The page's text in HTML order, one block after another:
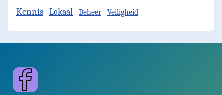
Kennis Lokaal Beheer Veiligheid
Facebook